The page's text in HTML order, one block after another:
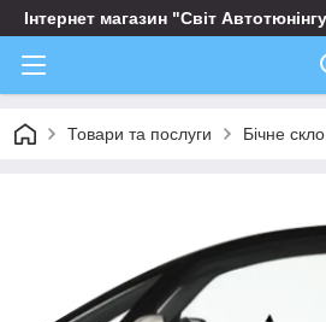
Інтернет магазин "Світ
Товари та послуги Бічне скло